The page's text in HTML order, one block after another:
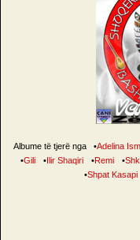
Albume të tjerë nga •Adelina
•Gili •Ilir Shaqiri •Remi •
•Shpat Kasapi